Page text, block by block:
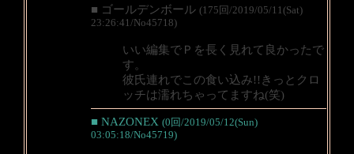
■ ゴールデンボール (175回/2019/05/11(Sat)
23:26:41/No45718)
いい編集でＰを長く見れて良かったで
す。
彼氏連れでこの食い込み!!きっとクロ
ッチは濡れちゃってますね(笑)
■ NAZONEX (0回/2019/05/12(Sun)
03:05:18/No45719)